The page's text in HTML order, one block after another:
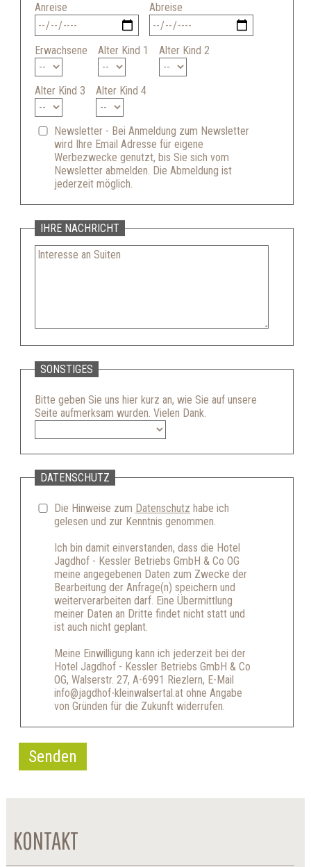
Anreise Abreise
Erwachsene Alter Kind 1 Alter Kind 2
Alter Kind 3 Alter Kind 4
Newsletter - Bei Anmeldung zum Newsletter
wird Ihre Email Adresse für eigene
Werbezwecke genutzt, bis Sie sich vom
Newsletter abmelden. Die Abmeldung ist
jederzeit möglich.
IHRE NACHRICHT
SONSTIGES
Bitte geben Sie uns hier kurz an, wie Sie auf unsere
Seite aufmerksam wurden. Vielen Dank.
DATENSCHUTZ
Die Hinweise zum Datenschutz habe ich
gelesen und zur Kenntnis genommen.
Ich bin damit einverstanden, dass die Hotel
Jagdhof - Kessler Betriebs GmbH & Co OG
meine angegebenen Daten zum Zwecke der
Bearbeitung der Anfrage(n) speichern und
weiterverarbeiten darf. Eine Übermittlung
meiner Daten an Dritte findet nicht statt und
ist auch nicht geplant.
Meine Einwilligung kann ich jederzeit bei der
Hotel Jagdhof - Kessler Betriebs GmbH & Co
OG, Walserstr. 27, A-6991 Riezlern, E-Mail
info@jagdhof-kleinwalsertal.at ohne Angabe
von Gründen für die Zukunft widerrufen.
Senden
KONTAKT